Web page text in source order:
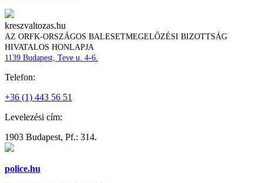
kreszvaltozas.hu
AZ ORFK-ORSZÁGOS BALESETMEGELŐZÉSI BIZOTTSÁG
HIVATALOS HONLAPJA
1139 Budapest, Teve u. 4-6.
Telefon:
+36 (1) 443 56 51
Levelezési cím:
1903 Budapest, Pf.: 314.
police.hu